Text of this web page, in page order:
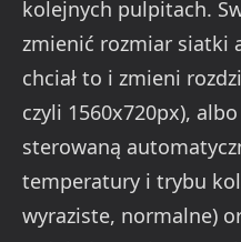
kolejnych pulpitach.
zmienić rozmiar siatki
chciał to i zmieni
czyli 1560x720px),
sterowaną
temperatury i trybu
wyraziste, normalne)